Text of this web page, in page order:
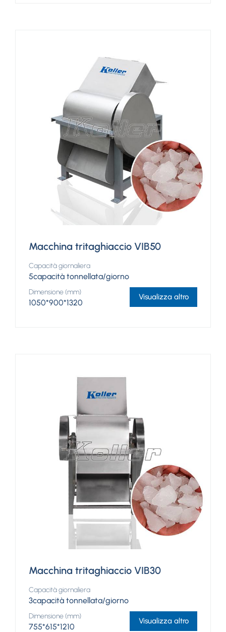
Macchina tritaghiaccio VIB50
Capacità giornaliera
5capacità tonnellata/giorno
Dimensione (mm)
1050*900*1320
Visualizza altro
Macchina tritaghiaccio VIB30
Capacità giornaliera
3capacità tonnellata/giorno
Dimensione (mm)
755*615*1210
Visualizza altro